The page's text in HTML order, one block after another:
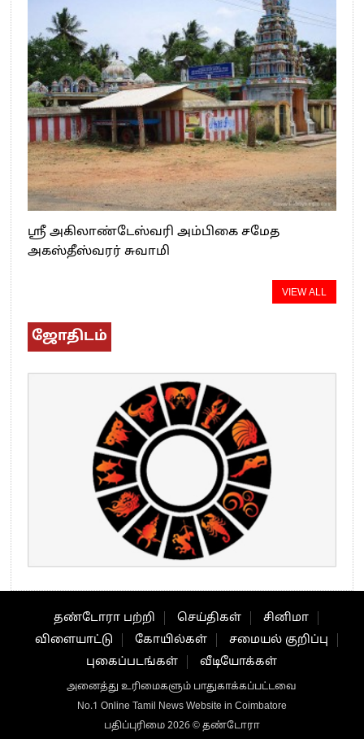
ஸ்ரீ அகிலாண்டேஸ்வரி அம்பிகை சமேத
அகஸ்தீஸ்வரர் சுவாமி
VIEW ALL
ஜோதிடம்
தண்டோரா பற்றி செய்திகள்
சினிமா
விளையாட்டு
கோயில்கள்
சமையல் குறிப்பு
புகைப்படங்கள்
வீடியோக்கள்
அனைத்து உரிமைகளும் பாதுகாக்கப்பட்டவை
No.1 Online Tamil News Website in Coimbatore
பதிப்புரிமை 2026 © தண்டோரா